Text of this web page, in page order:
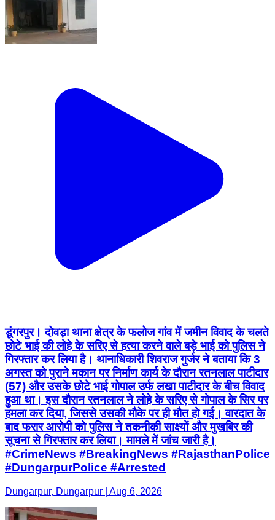
डूंगरपुर। दोवड़ा थाना क्षेत्र के फलोज गांव में जमीन विवाद के चलते
छोटे भाई की लोहे के सरिए से हत्या करने वाले बड़े भाई को पुलिस ने
गिरफ्तार कर लिया है। थानाधिकारी शिवराज गुर्जर ने बताया कि 3
अगस्त को पुराने मकान पर निर्माण कार्य के दौरान रतनलाल पाटीदार
(57) और उसके छोटे भाई गोपाल उर्फ लखा पाटीदार के बीच विवाद
हुआ था। इस दौरान रतनलाल ने लोहे के सरिए से गोपाल के सिर पर
हमला कर दिया, जिससे उसकी मौके पर ही मौत हो गई। वारदात के
बाद फरार आरोपी को पुलिस ने तकनीकी साक्ष्यों और मुखबिर की
सूचना से गिरफ्तार कर लिया। मामले में जांच जारी है।
#CrimeNews #BreakingNews #RajasthanPolice
#DungarpurPolice #Arrested
Dungarpur, Dungarpur | Aug 6, 2026